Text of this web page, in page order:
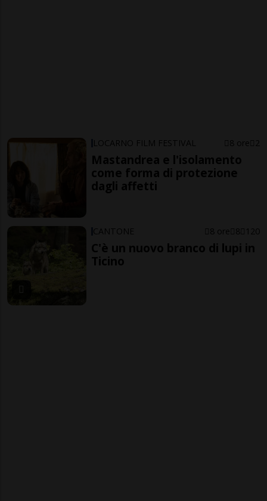
LOCARNO FILM FESTIVAL 8 ore 2
Mastandrea e l'isolamento
come forma di protezione
dagli affetti
CANTONE 8 ore 8 120
C'è un nuovo branco di lupi in
Ticino